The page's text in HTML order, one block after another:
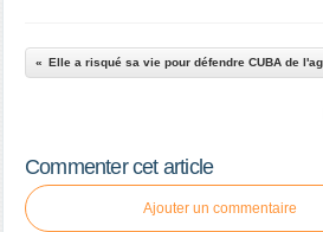
Commenter cet article
Ajouter un commentaire